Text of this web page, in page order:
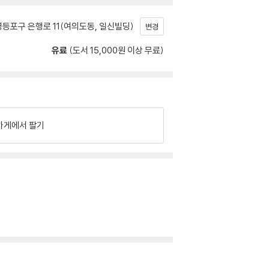
포구 은행로 11(여의도동, 일신빌딩) 변경
유료 (도서 15,000원 이상 무료)
게에서 팔기